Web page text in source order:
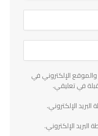
الإلكتروني في
في تعليقي.
الإلكتروني.
الإلكتروني.